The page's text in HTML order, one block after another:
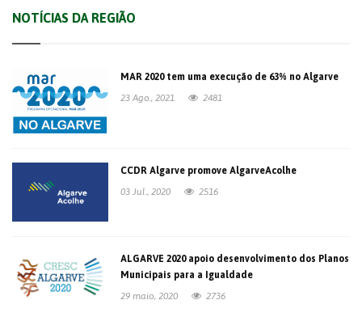
NOTÍCIAS DA REGIÃO
MAR 2020 tem uma execução de 63% no Algarve
23 Ago., 2021
2481
CCDR Algarve promove AlgarveAcolhe
03 Jul., 2020
2516
ALGARVE 2020 apoio desenvolvimento dos Planos
Municipais para a Igualdade
29 maio, 2020
2736